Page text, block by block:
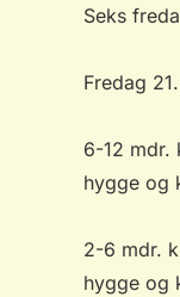
Seks
Fredag
6-12 mdr.
hygge og
2-6 mdr.
hygge og